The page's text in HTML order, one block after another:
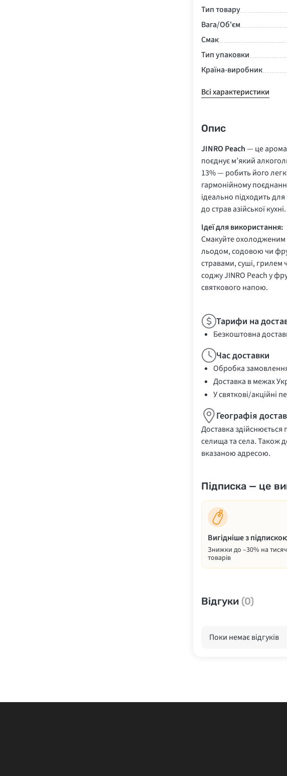
Тип товару
Вага/Об'єм
Смак
Тип упаковки
Країна-виробник
Всі характеристики
Опис
JINRO Peach— це
поєднує м’який
13% — робить його
гармонійному
ідеально підходить
до страв азійської кухні.
Ідеї для використання:
Смакуйте охолодженим
льодом, содовою чи
стравами, суші,
соджу JINRO Peach у
святкового напою.
Тарифи на
Безкоштовна
Час доставки
Обробка
Доставка в межах
У святкові/акційні
Географія
Доставка здійснюється
селища та села. Також
вказаною адресою.
Підписка — це
Вигідніше з
Знижки до –30% на
товарів
Відгуки (0)
Поки немає відгуків